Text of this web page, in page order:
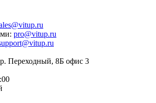
pro@vitup.ru
Переходный, 8Б офис 3